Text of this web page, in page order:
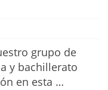
grupo de
y bachillerato
en esta …